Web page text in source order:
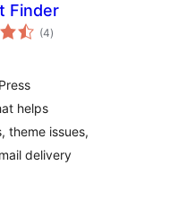
Finder
(4total
de
)
helps
theme issues,
delivery